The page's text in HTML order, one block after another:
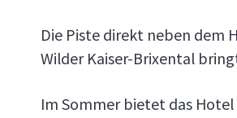
Die Piste direkt neben dem
Wilder Kaiser-Brixental
Im Sommer bietet das